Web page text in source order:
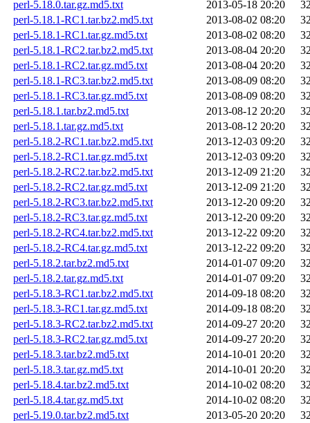
perl-5.18.0.tar.gz.md5.txt
2013-05-18 20:20
perl-5.18.1-RC1.tar.bz2.md5.txt
2013-08-02 08:20
perl-5.18.1-RC1.tar.gz.md5.txt
2013-08-02 08:20
perl-5.18.1-RC2.tar.bz2.md5.txt
2013-08-04 20:20
perl-5.18.1-RC2.tar.gz.md5.txt
2013-08-04 20:20
perl-5.18.1-RC3.tar.bz2.md5.txt
2013-08-09 08:20
perl-5.18.1-RC3.tar.gz.md5.txt
2013-08-09 08:20
perl-5.18.1.tar.bz2.md5.txt
2013-08-12 20:20
perl-5.18.1.tar.gz.md5.txt
2013-08-12 20:20
perl-5.18.2-RC1.tar.bz2.md5.txt
2013-12-03 09:20
perl-5.18.2-RC1.tar.gz.md5.txt
2013-12-03 09:20
perl-5.18.2-RC2.tar.bz2.md5.txt
2013-12-09 21:20
perl-5.18.2-RC2.tar.gz.md5.txt
2013-12-09 21:20
perl-5.18.2-RC3.tar.bz2.md5.txt
2013-12-20 09:20
perl-5.18.2-RC3.tar.gz.md5.txt
2013-12-20 09:20
perl-5.18.2-RC4.tar.bz2.md5.txt
2013-12-22 09:20
perl-5.18.2-RC4.tar.gz.md5.txt
2013-12-22 09:20
perl-5.18.2.tar.bz2.md5.txt
2014-01-07 09:20
perl-5.18.2.tar.gz.md5.txt
2014-01-07 09:20
perl-5.18.3-RC1.tar.bz2.md5.txt
2014-09-18 08:20
perl-5.18.3-RC1.tar.gz.md5.txt
2014-09-18 08:20
perl-5.18.3-RC2.tar.bz2.md5.txt
2014-09-27 20:20
perl-5.18.3-RC2.tar.gz.md5.txt
2014-09-27 20:20
perl-5.18.3.tar.bz2.md5.txt
2014-10-01 20:20
perl-5.18.3.tar.gz.md5.txt
2014-10-01 20:20
perl-5.18.4.tar.bz2.md5.txt
2014-10-02 08:20
perl-5.18.4.tar.gz.md5.txt
2014-10-02 08:20
perl-5.19.0.tar.bz2.md5.txt
2013-05-20 20:20